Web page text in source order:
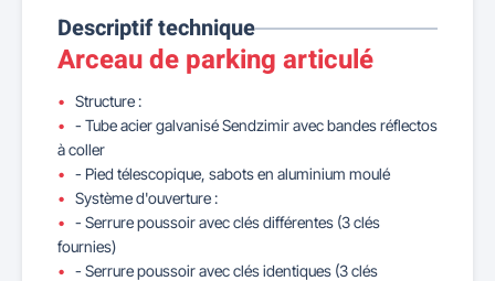
Descriptif technique
Arceau de parking articulé
Structure :
- Tube acier galvanisé Sendzimir avec bandes réflectos
à coller
- Pied télescopique, sabots en aluminium moulé
Système d'ouverture :
- Serrure poussoir avec clés différentes (3 clés
fournies)
- Serrure poussoir avec clés identiques (3 clés